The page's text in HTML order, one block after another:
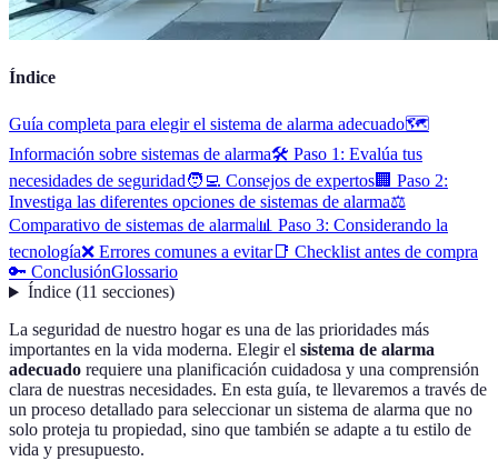
Índice
Guía completa para elegir el sistema de alarma adecuado🗺️
Información sobre sistemas de alarma🛠️ Paso 1: Evalúa tus
necesidades de seguridad🧑‍💻 Consejos de expertos🏢 Paso 2:
Investiga las diferentes opciones de sistemas de alarma⚖️
Comparativo de sistemas de alarma📊 Paso 3: Considerando la
tecnología❌ Errores comunes a evitar📑 Checklist antes de compra
🔑 ConclusiónGlossario
Índice(11 secciones)
La seguridad de nuestro hogar es una de las prioridades más
importantes en la vida moderna. Elegir el sistema de alarma
adecuado requiere una planificación cuidadosa y una comprensión
clara de nuestras necesidades. En esta guía, te llevaremos a través de
un proceso detallado para seleccionar un sistema de alarma que no
solo proteja tu propiedad, sino que también se adapte a tu estilo de
vida y presupuesto.